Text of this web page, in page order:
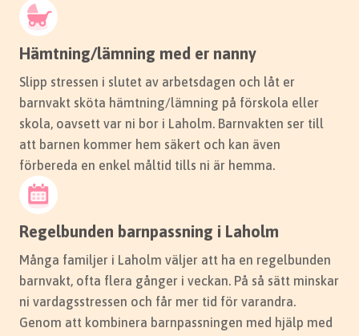
Hämtning/lämning med er nanny
Slipp stressen i slutet av arbetsdagen och låt er
barnvakt sköta hämtning/lämning på förskola eller
skola, oavsett var ni bor i Laholm. Barnvakten ser till
att barnen kommer hem säkert och kan även
förbereda en enkel måltid tills ni är hemma.
Regelbunden barnpassning i Laholm
Många familjer i Laholm väljer att ha en regelbunden
barnvakt, ofta flera gånger i veckan. På så sätt minskar
ni vardagsstressen och får mer tid för varandra.
Genom att kombinera barnpassningen med hjälp med